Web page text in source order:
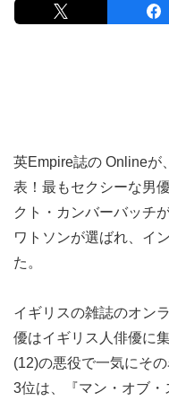
英Empire誌の Onlineが
表！最もセクシーな男
クト・カンバーバッチ
ワトソンが選ばれ、イ
た。
イギリスの雑誌のオン
優はイギリス人俳優に
(12)の悪役で一気にそ
3位は、『マン・オブ